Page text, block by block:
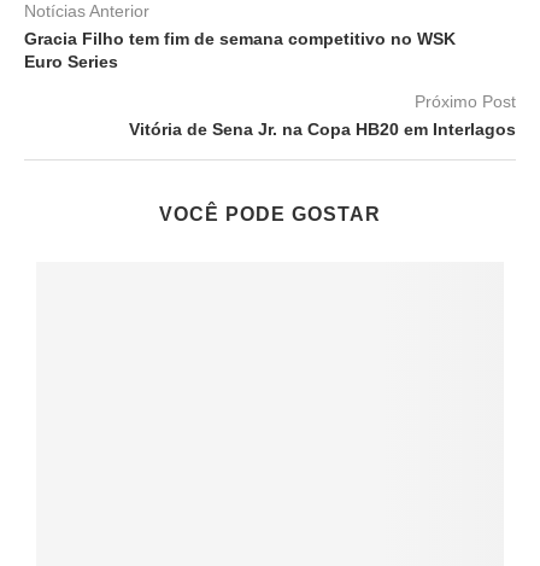
Notícias Anterior
Gracia Filho tem fim de semana competitivo no WSK
Euro Series
Próximo Post
Vitória de Sena Jr. na Copa HB20 em Interlagos
VOCÊ PODE GOSTAR